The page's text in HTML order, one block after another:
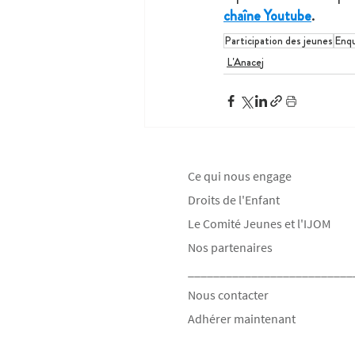
chaîne Youtube.
Participation des jeunes
L'Anacej
Ce qui nous engage
Droits de l'Enfant
Le Comité Jeunes et l'IJOM
Nos partenaires
Nous contacter
Adhérer maintenant